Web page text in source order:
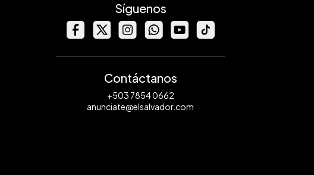
Síguenos
Contáctanos
+503 7854 0662
anunciate@elsalvador.com